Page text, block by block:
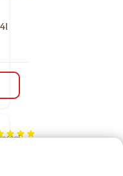
počet hodnocení: 5